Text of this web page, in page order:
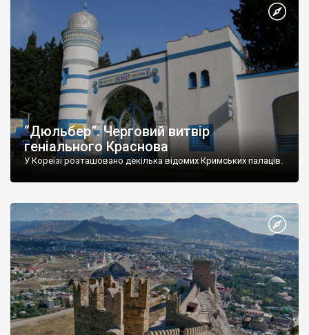
“Дюльбер”. Черговий витвір
геніального Краснова
У Кореїзі розташовано декілька відомих Кримських палаців.